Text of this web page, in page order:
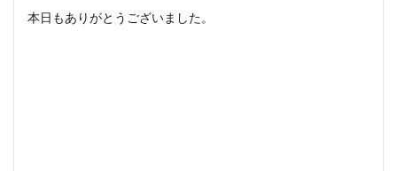
本日もありがとうございました。